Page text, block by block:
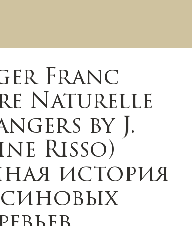
Franc
Naturelle
by J.
Risso)
история